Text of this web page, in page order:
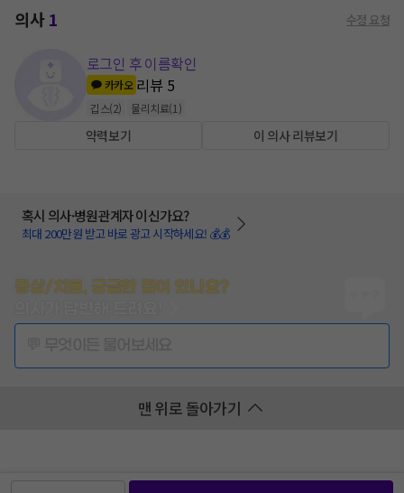
의사1 수정 요청
로그인 후 이름확인
카카오 리뷰 5
깁스(2) 물리치료(1 )
약력보기 이 의사 리뷰보기
혹시 의사·병원관계자 이신가요?
최대 200만원 받고 바로 광고 시작하세요! 💰💰
증상/치료, 궁금한 점이 있나요?
맨 위로 돌아가기